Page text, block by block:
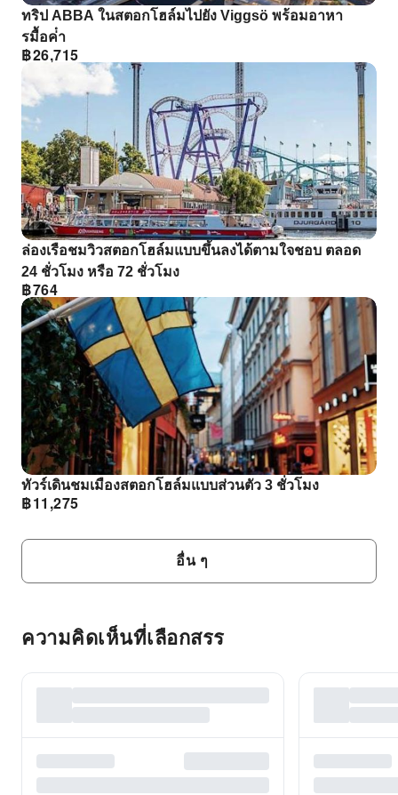
ทริป ABBA ในสตอกโฮล์มไปยัง Viggsö พร้อมอาหา
รมื้อค่ํา
฿26,715
ล่องเรือชมวิวสตอกโฮล์มแบบขึ้นลงได้ตามใจชอบ ตลอด
24 ชั่วโมง หรือ 72 ชั่วโมง
฿764
ทัวร์เดินชมเมืองสตอกโฮล์มแบบส่วนตัว 3 ชั่วโมง
฿11,275
อื่น ๆ
ความคิดเห็นที่เลือกสรร